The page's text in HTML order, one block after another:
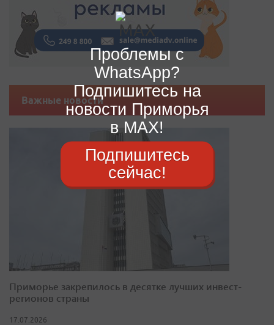
Важные новости
Приморье закрепилось в десятке лучших инвест-
регионов страны
17.07.2026
Проблемы с
WhatsApp?
Подпишитесь на
новости Приморья
в MAX!
Подпишитесь
сейчас!